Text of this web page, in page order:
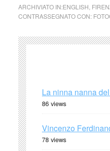
ARCHIVIATO IN:ENGLISH
CONTRASSEGNATO CON:
La ninna nanna
86 views
Vincenzo
78 views